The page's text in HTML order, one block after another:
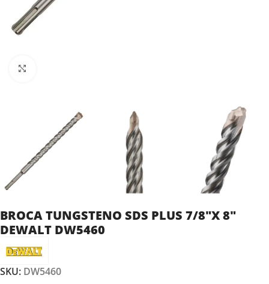
BROCA TUNGSTENO SDS PLUS 7/8″X 8″
DEWALT DW5460
SKU: DW5460